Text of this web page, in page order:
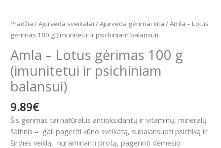
Pradžia /Ajurveda sveikatai /Ajurveda gėrimai kita / Amla – Lotus
gėrimas 100 g (imunitetui ir psichiniam balansui)
Amla – Lotus gėrimas 100 g
(imunitetui ir psichiniam
balansui)
9.89€
Šis gėrimas tai natūralus antioksidantų ir vitaminų, mineralų
šaltinis – gali pageriti kūno sveikatą, subalansuoti psichiką ir
širdies veiklą, nuraminanti protą, pagerinti dėmesio